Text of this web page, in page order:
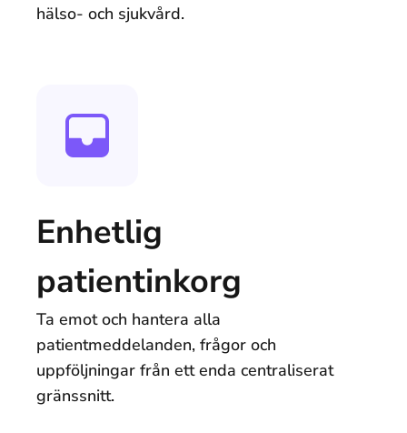
hälso- och sjukvård.
Enhetlig
patientinkorg
Ta emot och hantera alla
patientmeddelanden, frågor och
uppföljningar från ett enda centraliserat
gränssnitt.